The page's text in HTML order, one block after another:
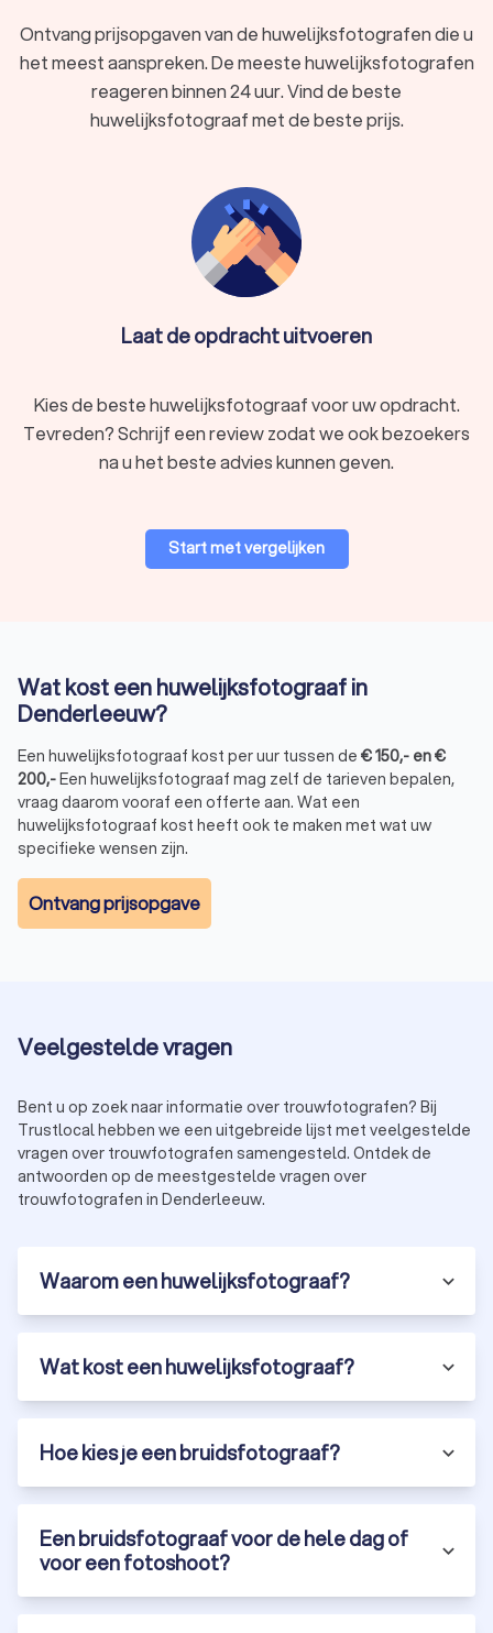
Ontvang prijsopgaven van de huwelijksfotografen die u
het meest aanspreken. De meeste huwelijksfotografen
reageren binnen 24 uur. Vind de beste
huwelijksfotograaf met de beste prijs.
Laat de opdracht uitvoeren
Kies de beste huwelijksfotograaf voor uw opdracht.
Tevreden? Schrijf een review zodat we ook bezoekers
na u het beste advies kunnen geven.
Start met vergelijken
Wat kost een huwelijksfotograaf in
Denderleeuw?
Een huwelijksfotograaf kost per uur tussen de €150,- en€
200,-Een huwelijksfotograaf mag zelf de tarieven bepalen,
vraag daarom vooraf een offerte aan. Wat een
huwelijksfotograaf kost heeft ook te maken met wat uw
specifieke wensen zijn.
Ontvang prijsopgave
Veelgestelde vragen
Bent u op zoek naar informatie over trouwfotografen? Bij
Trustlocal hebben we een uitgebreide lijst met veelgestelde
vragen over trouwfotografen samengesteld. Ontdek de
antwoorden op de meestgestelde vragen over
trouwfotografen in Denderleeuw.
Waarom een huwelijksfotograaf?
Wat kost een huwelijksfotograaf?
Hoe kies je een bruidsfotograaf?
Een bruidsfotograaf voor de hele dag of
voor een fotoshoot?